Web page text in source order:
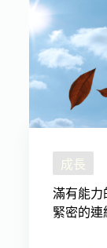
成長
滿有能力
緊密的連